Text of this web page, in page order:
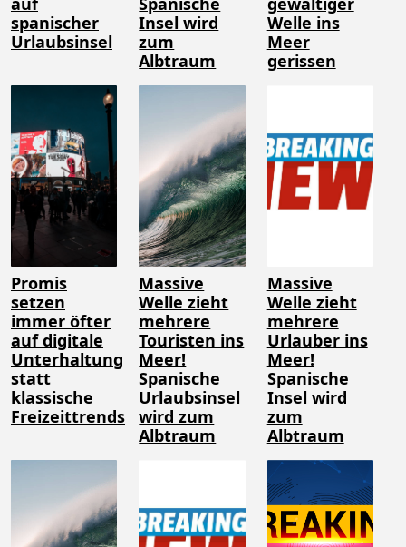
spanischer
Urlaubsinsel
Insel wird
zum
Albtraum
Welle ins
Meer
gerissen
Promis
setzen
immer öfter
auf digitale
Unterhaltung
statt
klassische
Freizeittrends
Massive
Welle zieht
mehrere
Touristen ins
Meer!
Spanische
Urlaubsinsel
wird zum
Albtraum
Massive
Welle zieht
mehrere
Urlauber ins
Meer!
Spanische
Insel wird
zum
Albtraum